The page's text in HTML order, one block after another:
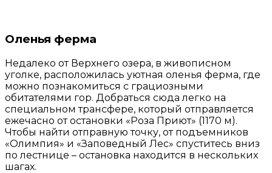
Оленья ферма
Недалеко от Верхнего озера, в живописном
уголке, расположилась уютная оленья ферма, где
можно познакомиться с грациозными
обитателями гор. Добраться сюда легко на
специальном трансфере, который отправляется
ежечасно от остановки «Роза Приют» (1170 м).
Чтобы найти отправную точку, от подъемников
«Олимпия» и «Заповедный Лес» спуститесь вниз
по лестнице – остановка находится в нескольких
шагах.